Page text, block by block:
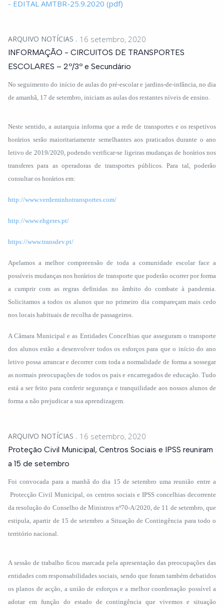
- EDITAL AMTBR-25.9.2020 (pdf)
ARQUIVO NOTÍCIAS 16 setembro, 2020
INFORMAÇÃO - CIRCUITOS DE TRANSPORTES
ESCOLARES – 2º/3º e Secundário
No seguimento do início de aulas do pré-escolar e jardins-de-infância, no dia
de amanhã, 17 de setembro, iniciam as aulas dos restantes níveis de ensino.
Neste sentido, a autarquia informa que a rede de transportes e os respetivos
horários serão maioritariamente semelhantes aos praticados durante o ano
letivo de 2019/2020, podendo verificar-se ligeiras mudanças de horários nos
transferes para as operadoras de transportes públicos. Para tal, poderão
consultar os horários em:
http://www.verdeminhotransportes.com/
http://www.ehgeres.pt/
https://www.transdev.pt/
Apelamos a melhor compreensão de toda a comunidade escolar face a
possíveis mudanças nos horários de transporte que poderão ocorrer por forma
a cumprir com as regras definidas no âmbito do combate à pandemia.
Solicitamos a todos os alunos que no primeiro dia compareçam mais cedo
nos locais habituais de recolha de passageiros.
A Câmara Municipal e as Entidades Concelhias que asseguram o transporte
dos alunos estão a desenvolver todos os esforços para que o início do ano
letivo possa arrancar e decorrer com toda a normalidade de forma a sossegar
as normais preocupações de todos os pais e encarregados de educação. Tudo
está a ser feito para conferir segurança e tranquilidade aos nossos alunos de
forma a não prejudicar a sua aprendizagem.
ARQUIVO NOTÍCIAS 16 setembro, 2020
Proteção Civil Municipal, Centros Sociais e IPSS reuniram
a 15 de setembro
Foi convocada para a manhã do dia 15 de setembro uma reunião entre a
Protecção Civil Municipal, os centros sociais e IPSS concelhias decorrente
da resolução do Conselho de Ministros nº70-A/2020, de 11 de setembro, que
estipula, apartir de 15 de setembro a Situação de Contingência para todo o
território nacional.
A sessão de trabalho ficou marcada pela apresentação das preocupações das
entidades com responsabilidades sociais, sendo que foram também debatidos
os planos de acção, a união de esforços e a melhor coordenação possível a
adotar em função do estado de contingência que vivemos e situação